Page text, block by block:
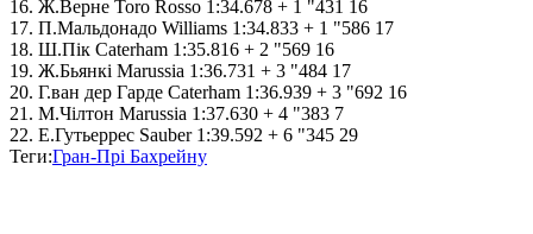
16. Ж.Верне Toro Rosso 1:34.678 + 1 "431 16
17. П.Мальдонадо Williams 1:34.833 + 1 "586 17
18. Ш.Пік Caterham 1:35.816 + 2 "569 16
19. Ж.Бьянкі Marussia 1:36.731 + 3 "484 17
20. Г.ван дер Гарде Caterham 1:36.939 + 3 "692 16
21. М.Чілтон Marussia 1:37.630 + 4 "383 7
22. Е.Гутьеррес Sauber 1:39.592 + 6 "345 29
Теги:Гран-Прі Бахрейну